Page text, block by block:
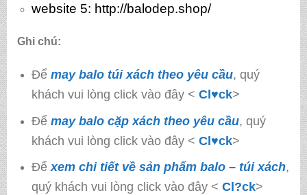
website 5: http://balodep.shop/
Ghi chú:
Để may balo túi xách theo yêu cầu, quý
khách vui lòng click vào đây < Cl♥ck>
Để may balo cặp xách theo yêu cầu, quý
khách vui lòng click vào đây < Cl♥ck>
Đểxem chi tiết về sản phẩm balo – túi xách,
quý khách vui lòng click vào đây < Cl?ck>